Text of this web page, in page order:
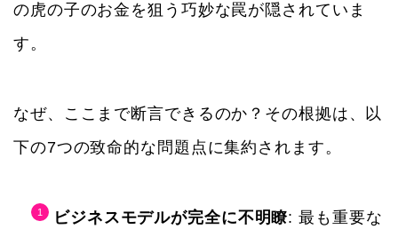
の虎の子のお金を狙う巧妙な罠が隠されていま
す。
なぜ、ここまで断言できるのか？その根拠は、以
下の7つの致命的な問題点に集約されます。
ビジネスモデルが完全に不明瞭: 最も重要な